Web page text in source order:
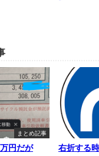
まとめ記事
円だが
右折する